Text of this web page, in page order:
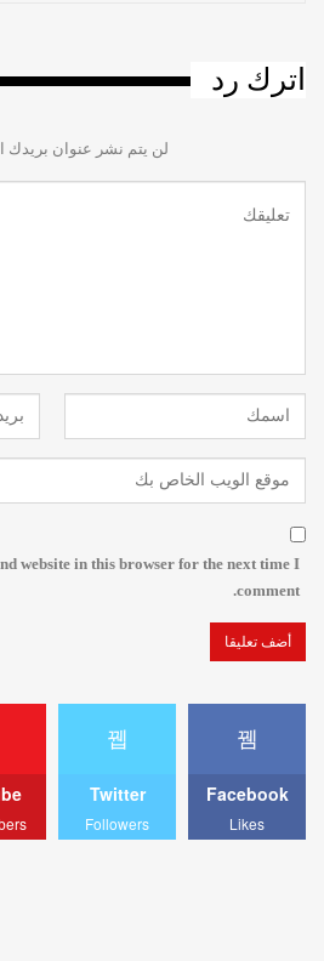
اترك رد
لن يتم نشر عنوان بريدك
website in this browser for the next time I
comment.
Facebook
Likes
Twitter
Followers